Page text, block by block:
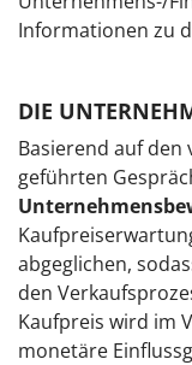
Informationen zu
DIE
Basierend auf
geführten
abgeglichen,
den
Kaufpreis wird im
monetäre